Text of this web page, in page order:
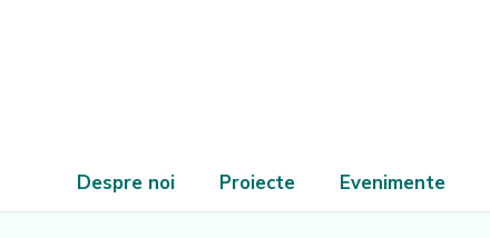
Despre noi Proiecte Evenimente